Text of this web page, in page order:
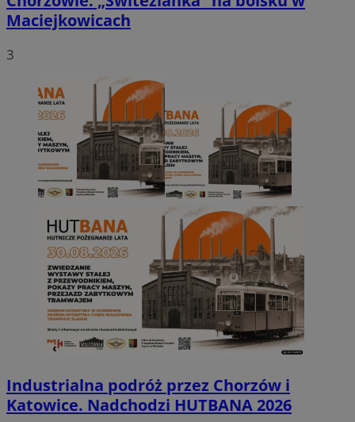
Maciejkowicach
3
Industrialna podróż przez Chorzów i
Katowice. Nadchodzi HUTBANA 2026